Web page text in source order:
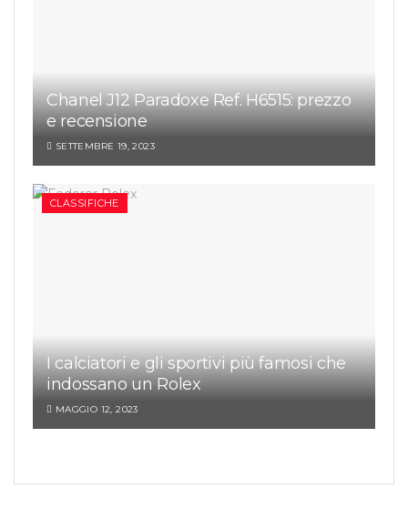
Chanel J12 Paradoxe Ref. H6515: prezzo
e recensione
SETTEMBRE 19, 2023
CLASSIFICHE
I calciatori e gli sportivi più famosi che
indossano un Rolex
MAGGIO 12, 2023